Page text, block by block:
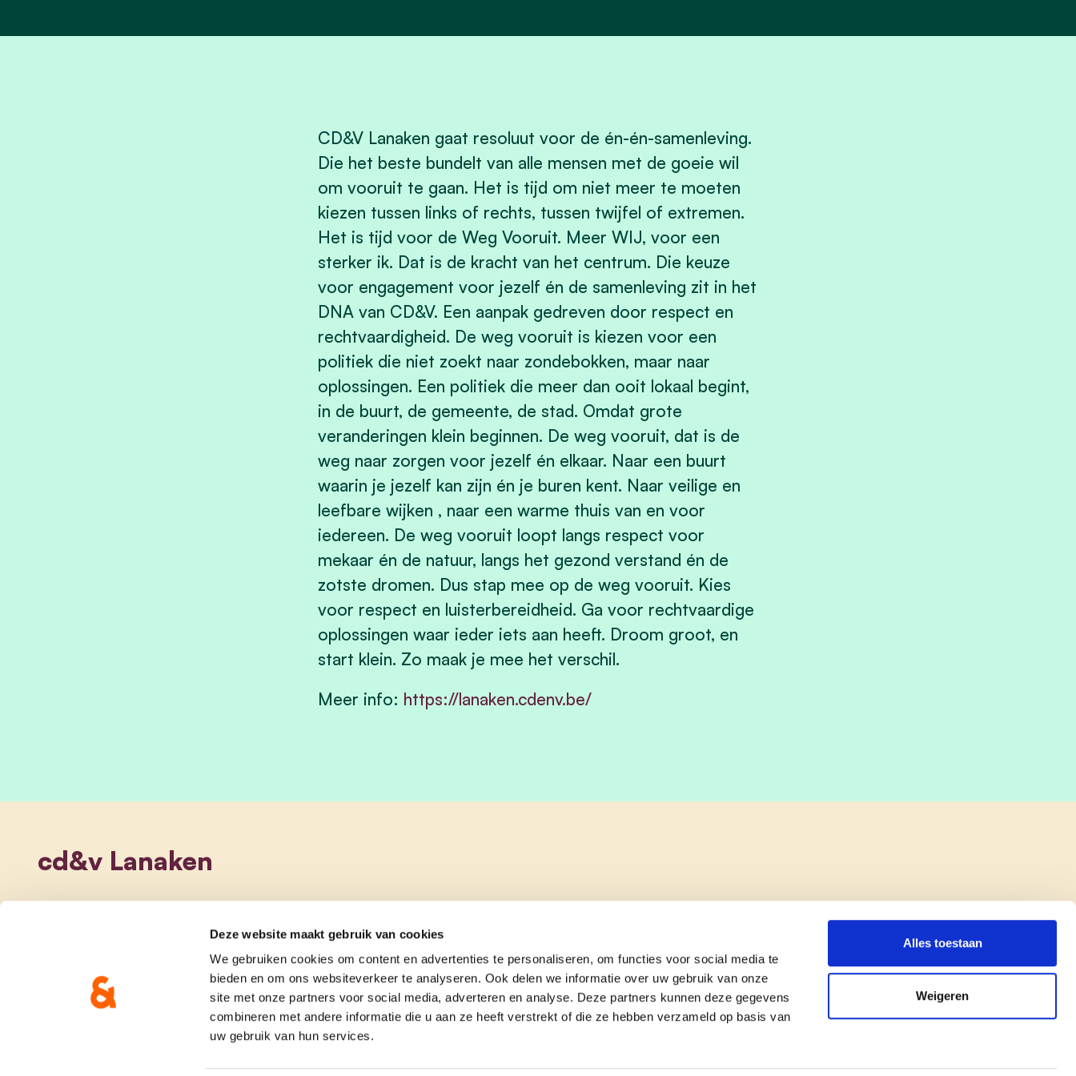
Deze website maakt gebruik van cookies
We gebruiken cookies om content en advertenties te personaliseren, om functies voor social media te
bieden en om ons websiteverkeer te analyseren. Ook delen we informatie over uw gebruik van onze
site met onze partners voor social media, adverteren en analyse. Deze partners kunnen deze gegevens
combineren met andere informatie die u aan ze heeft verstrekt of die ze hebben verzameld op basis van
uw gebruik van hun services.
Alles toestaan
Weigeren
CD&V Lanaken gaat resoluut voor de én-én-samenleving.
Die het beste bundelt van alle mensen met de goeie wil
om vooruit te gaan. Het is tijd om niet meer te moeten
kiezen tussen links of rechts, tussen twijfel of extremen.
Het is tijd voor de Weg Vooruit. Meer WIJ, voor een
sterker ik. Dat is de kracht van het centrum. Die keuze
voor engagement voor jezelf én de samenleving zit in het
DNA van CD&V. Een aanpak gedreven door respect en
rechtvaardigheid. De weg vooruit is kiezen voor een
politiek die niet zoekt naar zondebokken, maar naar
oplossingen. Een politiek die meer dan ooit lokaal begint,
in de buurt, de gemeente, de stad. Omdat grote
veranderingen klein beginnen. De weg vooruit, dat is de
weg naar zorgen voor jezelf én elkaar. Naar een buurt
waarin je jezelf kan zijn én je buren kent. Naar veilige en
leefbare wijken , naar een warme thuis van en voor
iedereen. De weg vooruit loopt langs respect voor
mekaar én de natuur, langs het gezond verstand én de
zotste dromen. Dus stap mee op de weg vooruit. Kies
voor respect en luisterbereidheid. Ga voor rechtvaardige
oplossingen waar ieder iets aan heeft. Droom groot, en
start klein. Zo maak je mee het verschil.
Meer info: https://lanaken.cdenv.be/
cd&v Lanaken